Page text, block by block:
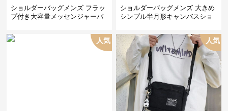
ショルダーバッグメンズ フラッ
プ付き大容量メッセンジャーバ
ショルダーバッグメンズ 大きめ
シンプル半月形キャンバスショ
人気 人気